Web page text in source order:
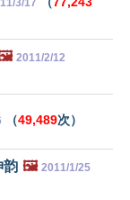
2011/2/12
（49,489次）
韵 🖼️ 2011/1/25